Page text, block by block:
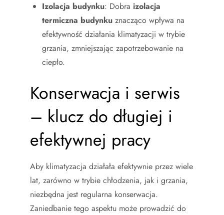
Izolacja budynku: Dobra izolacja
termiczna budynku znacząco wpływa na
efektywność działania klimatyzacji w trybie
grzania, zmniejszając zapotrzebowanie na
ciepło.
Konserwacja i serwis
– klucz do długiej i
efektywnej pracy
Aby klimatyzacja działała efektywnie przez wiele
lat, zarówno w trybie chłodzenia, jak i grzania,
niezbędna jest regularna konserwacja.
Zaniedbanie tego aspektu może prowadzić do